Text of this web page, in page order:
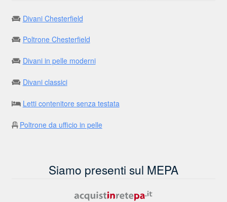
Divani Chesterfield
Poltrone Chesterfield
Divani in pelle moderni
Divani classici
Letti contenitore senza testata
Poltrone da ufficio in pelle
Siamo presenti sul MEPA